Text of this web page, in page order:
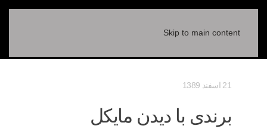
Skip to main content
21 اسفند 1389
برندی با دیدن مایکل